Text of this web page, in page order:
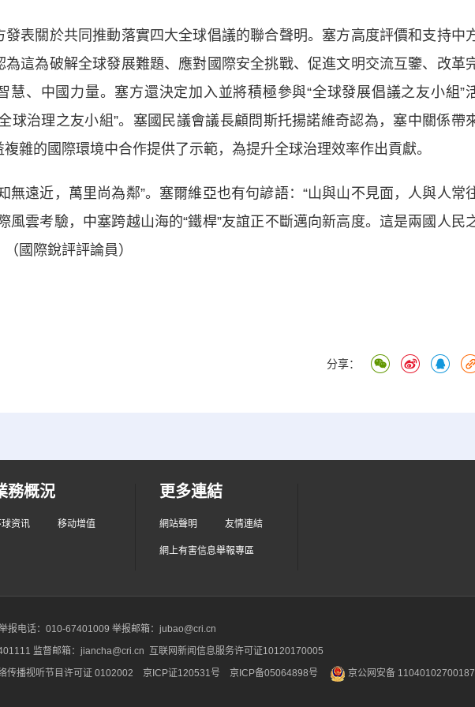
關於共同推動落實四大全球倡議的聯合聲明。塞方高度評價和支持中
為這為破解全球發展難題、應對國際安全挑戰、促進文明交流互鑒、改革
慧、中國力量。塞方還決定加入並將積極參與“全球發展倡議之友小組”
球治理之友小組”。塞國民議會議長顧問斯托揚諾維奇認為，塞中關係帶
雜的國際環境中合作提供了示範，為提升全球治理效率作出貢獻。
遠近，萬里尚為鄰”。塞爾維亞也有句諺語：“山與山不見面，人與人常
風雲考驗，中塞跨越山海的“鐵桿”友誼正不斷邁向新高度。這是兩國人民
國際銳評評論員）
分享：
務概況
资讯 移动增值
更多連結
網站聲明 友情連結
網上有害信息舉報專區
报电话：010-67401009 举报邮箱：jubao@cri.cn
监督邮箱：jiancha@cri.cn 互联网新闻信息服务许可证10120170005
传播视听节目许可证 0102002 京ICP证120531号 京ICP备05064898号 京公网安备